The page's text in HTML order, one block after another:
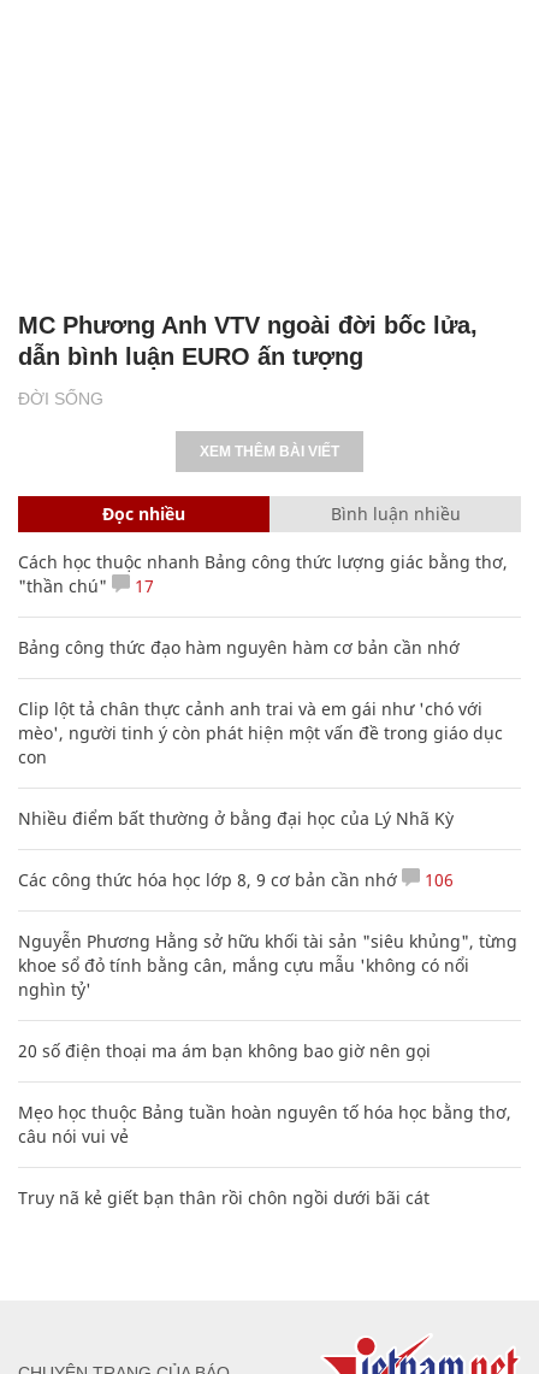
ĐỜI SỐNG
MC Phương Anh VTV ngoài đời bốc lửa,
dẫn bình luận EURO ấn tượng
XEM THÊM BÀI VIẾT
Đọc nhiều Bình luận nhiều
Cách học thuộc nhanh Bảng công thức lượng giác bằng thơ,
"thần chú"
17
Bảng công thức đạo hàm nguyên hàm cơ bản cần nhớ
Clip lột tả chân thực cảnh anh trai và em gái như 'chó với
mèo', người tinh ý còn phát hiện một vấn đề trong giáo dục
con
Nhiều điểm bất thường ở bằng đại học của Lý Nhã Kỳ
Các công thức hóa học lớp 8, 9 cơ bản cần nhớ 106
Nguyễn Phương Hằng sở hữu khối tài sản "siêu khủng", từng
khoe sổ đỏ tính bằng cân, mắng cựu mẫu 'không có nổi
nghìn tỷ'
20 số điện thoại ma ám bạn không bao giờ nên gọi
Mẹo học thuộc Bảng tuần hoàn nguyên tố hóa học bằng thơ,
câu nói vui vẻ
Truy nã kẻ giết bạn thân rồi chôn ngồi dưới bãi cát